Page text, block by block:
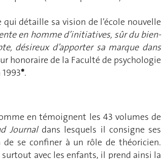
détaille sa vision de l’école nouvelle
en homme d’initiatives, sûr du bien-
désireux d’apporter sa marque dans
honoraire de la Faculté de psychologie
*.
en témoignent les 43 volumes de
Journaldans lesquels il consigne ses
de se confiner à un rôle de théoricien.
avec les enfants, il prend ainsi la